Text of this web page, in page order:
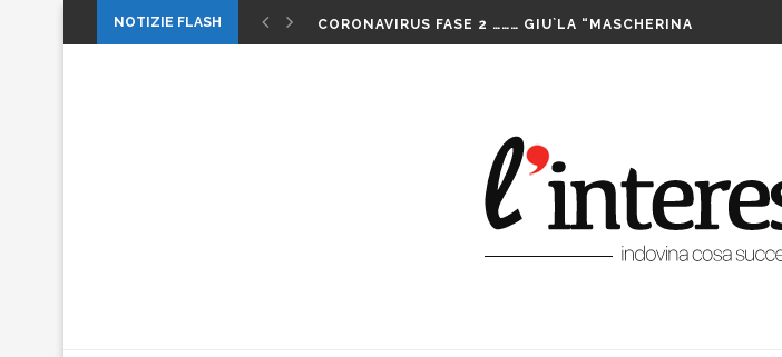
NOTIZIE FLASH
LA MUSICA DELLA GATTA CENERENTOLA COME PASS PER...
INTERNAZIONALI: LA COPPIA DI TAIWAN SI AGGIUDICA IL...
VALERIO BIANCHINI E LE SUE … BOMBE. AMARCORD...
CASO WEINSTEIN. DITE ALLE DONNE CHE NON SIAMO...
THE ALIENS AD OFFICINA TEATRO: VITA, AMICIZIA ED...
1 MAGGIO: FESTA O…. LUTTO. UNA FESTA BEN...